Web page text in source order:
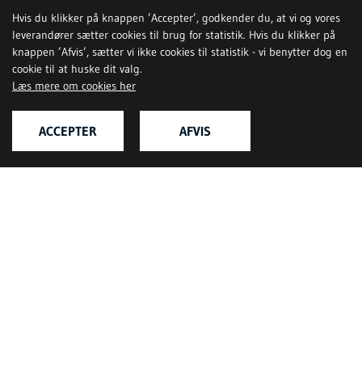
Hvis du klikker på knappen ’Accepter’, godkender du, at vi og vores
leverandører sætter cookies til brug for statistik. Hvis du klikker på
knappen ’Afvis’, sætter vi ikke cookies til statistik - vi benytter dog en
cookie til at huske dit valg.
Læs mere om cookies her
ACCEPTER AFVIS